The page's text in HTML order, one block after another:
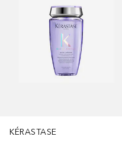
KÉRASTASE